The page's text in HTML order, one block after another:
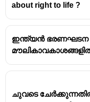
ഓപ്ഷൻ A, C,
പറയുന്ന
വകുപ്പ്
വകുപ്പ്
about right to life ?
ഇന്ത്യൻ ഭരണഘടന
ചുവടെ